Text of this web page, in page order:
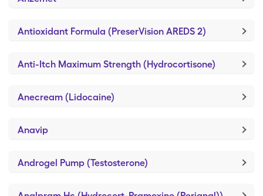
Antioxidant Formula (PreserVision AREDS 2)
Anti-Itch Maximum Strength (Hydrocortisone)
Anecream (Lidocaine)
Anavip
Androgel Pump (Testosterone)